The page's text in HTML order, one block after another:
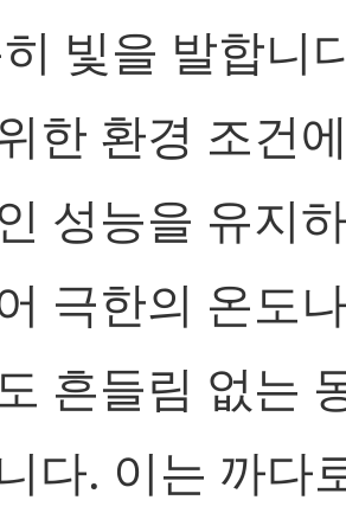
빛을 발합니
한 환경 조건
성능을 유지
극한의 온도
흔들림 없는
다. 이는 까다